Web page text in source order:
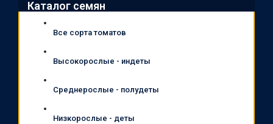
Каталог семян
Все сорта томатов
Высокорослые - индеты
Среднерослые - полудеты
Низкорослые - деты